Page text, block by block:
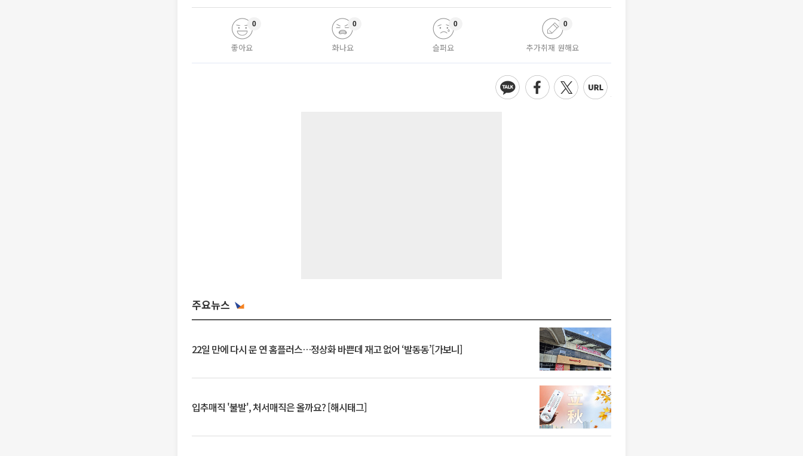
좋아요
0
화나요
0
슬퍼요
0
추가취재 원해요
0
주요뉴스
22일 만에 다시 문 연 홈플러스…정상화 바쁜데 재고 없어 ‘발동동’[가보니]
입추매직 '불발', 처서매직은 올까요? [해시태그]